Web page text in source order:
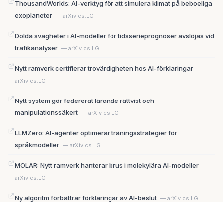
ThousandWorlds: AI-verktyg för att simulera klimat på beboeliga
exoplaneter — arXiv cs.LG
Dolda svagheter i AI-modeller för tidsserieprognoser avslöjas vid
trafikanalyser — arXiv cs.LG
Nytt ramverk certifierar trovärdigheten hos AI-förklaringar —
arXiv cs.LG
Nytt system gör federerat lärande rättvist och
manipulationssäkert — arXiv cs.LG
LLMZero: AI-agenter optimerar träningsstrategier för
språkmodeller — arXiv cs.LG
MOLAR: Nytt ramverk hanterar brus i molekylära AI-modeller —
arXiv cs.LG
Ny algoritm förbättrar förklaringar av AI-beslut — arXiv cs.LG